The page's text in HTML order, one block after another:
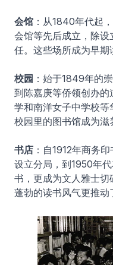
会馆 ：从1840年代起
会馆等先后成立，除
任。这些场所成为早期
校园 ：始于1849年的
到陈嘉庚等侨领创办
学和南洋女子中学校等
校园里的图书馆成为滋
书店 ：自1912年商务
设立分局，到1950年
书，更成为文人雅士
蓬勃的读书风气更推动